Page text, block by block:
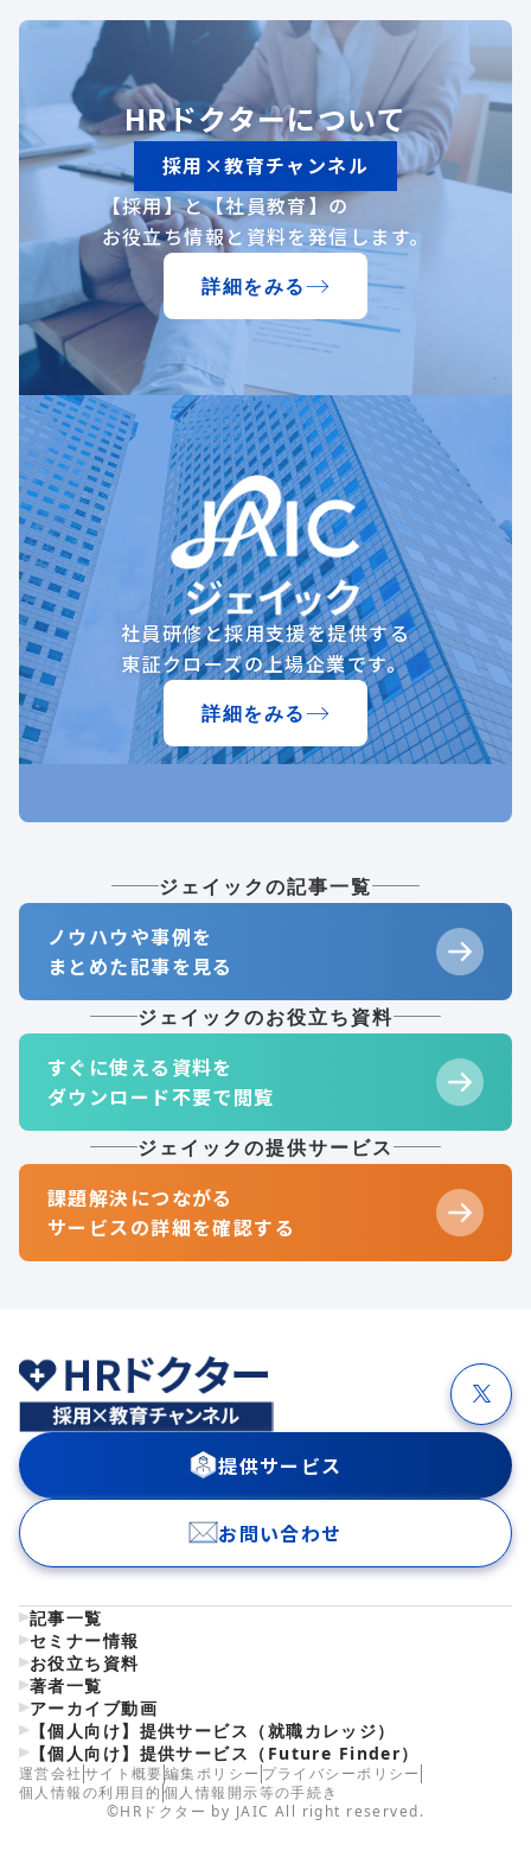
HRドクターについて
採用×教育チャンネル
【採用】と【社員教育】の
お役立ち情報と資料を発信します。
詳細をみる
社員研修と採用支援を提供する
東証クローズの上場企業です。
詳細をみる
ジェイックの記事一覧
ノウハウや事例を
まとめた記事を見る
ジェイックのお役立ち資料
すぐに使える資料を
ダウンロード不要で閲覧
ジェイックの提供サービス
課題解決につながる
サービスの詳細を確認する
提供サービス
お問い合わせ
記事一覧
セミナー情報
お役立ち資料
著者一覧
アーカイブ動画
【個人向け】提供サービス（就職カレッジ）
【個人向け】提供サービス（Future Finder）
運営会社 サイト概要編集ポリシー プライバシーポリシー
個人情報の利用目的 個人情報開示等の手続き
©HRドクター by JAIC All right reserved.